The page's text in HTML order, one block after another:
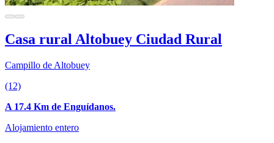
Casa rural Altobuey Ciudad Rural
Campillo de Altobuey
(12)
A 17.4 Km de Enguídanos.
Alojamiento entero